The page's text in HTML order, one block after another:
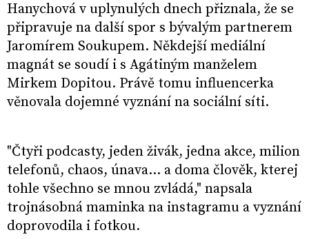
Hanychová v uplynulých dnech přiznala, že se
připravuje na další spor s bývalým partnerem
Jaromírem Soukupem. Někdejší mediální
magnát se soudí i s Agátiným manželem
Mirkem Dopitou. Právě tomu influencerka
věnovala dojemné vyznání na sociální síti.
"Čtyři podcasty, jeden živák, jedna akce, milion
telefonů, chaos, únava… a doma člověk, kterej
tohle všechno se mnou zvládá," napsala
trojnásobná maminka na instagramu a vyznání
doprovodila i fotkou.